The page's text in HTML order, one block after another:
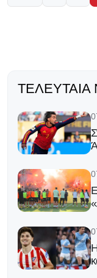
ΤΕΛΕΥΤΑΊΑ